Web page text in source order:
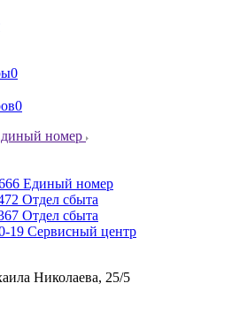
0
0
номер
Единый номер
Отдел сбыта
Отдел сбыта
19 Сервисный центр
Николаева, 25/5